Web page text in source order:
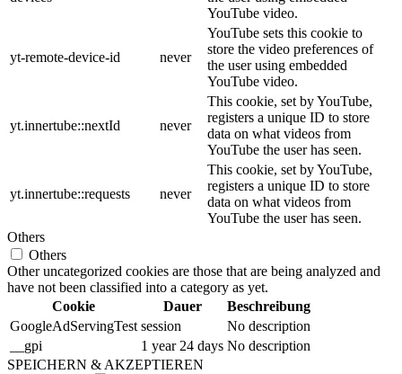
YouTube video.
yt-remote-device-id never
YouTube sets this cookie to
store the video preferences of
the user using embedded
YouTube video.
yt.innertube::nextId never
This cookie, set by YouTube,
registers a unique ID to store
data on what videos from
YouTube the user has seen.
yt.innertube::requests never
This cookie, set by YouTube,
registers a unique ID to store
data on what videos from
YouTube the user has seen.
Others
Others
Other uncategorized cookies are those that are being analyzed and
have not been classified into a category as yet.
Cookie
Dauer
Beschreibung
GoogleAdServingTest session
No description
__gpi
1 year 24 days No description
SPEICHERN & AKZEPTIEREN